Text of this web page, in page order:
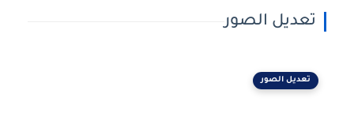
تعديل الصور
تعديل الصور